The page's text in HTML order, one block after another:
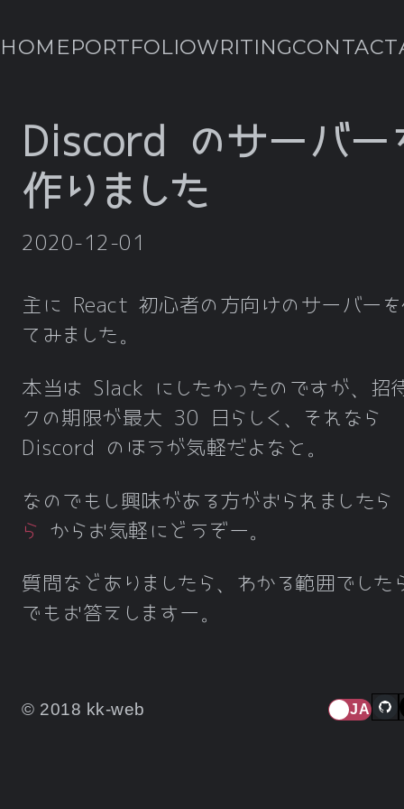
HOMEPORTFOLIOWRITINGCONTACT
Discord のサーバー
作りました
2020-12-01
主に React 初心者の方向けのサーバーを
てみました。
本当は Slack にしたかったのですが、招
クの期限が最大 30 日らしく、それなら
Discord のほうが気軽だよなと。
なのでもし興味がある方がおられましたら
ら
からお気軽にどうぞー。
質問などありましたら、わかる範囲でした
でもお答えしますー。
© 2018 kk-web JA